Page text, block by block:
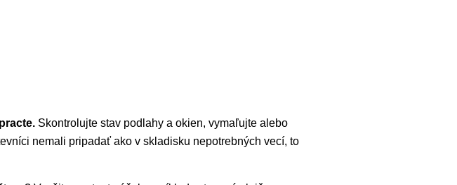
Skontrolujte stav podlahy a okien, vymaľujte alebo
nemali pripadať ako v skladisku nepotrebných vecí, to